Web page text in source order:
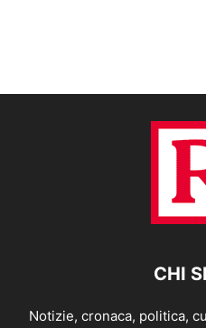
CHI
Notizie, cronaca, politica,